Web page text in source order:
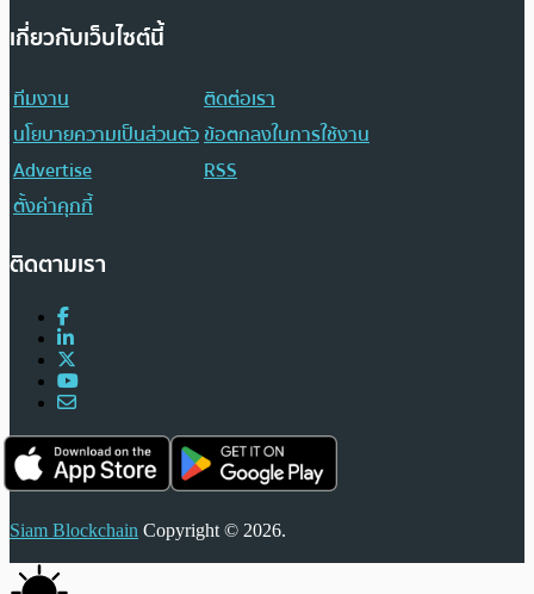
เกี่ยวกับเว็บไซต์นี้
ทีมงาน
ติดต่อเรา
นโยบายความเป็นส่วนตัวข้อตกลงในการใช้งาน
Advertise
RSS
ตั้งค่าคุกกี้
ติดตามเรา
Siam Blockchain Copyright © 2026.